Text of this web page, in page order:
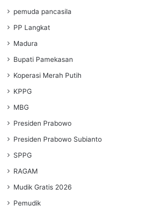
pemuda pancasila
PP Langkat
Madura
Bupati Pamekasan
Koperasi Merah Putih
KPPG
MBG
Presiden Prabowo
Presiden Prabowo Subianto
SPPG
RAGAM
Mudik Gratis 2026
Pemudik